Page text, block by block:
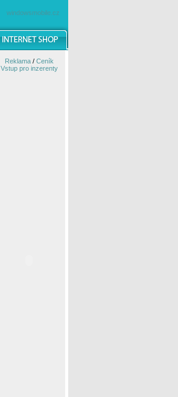
windowsmobile.cz
Reklama/ Ceník
Vstup pro inzerenty